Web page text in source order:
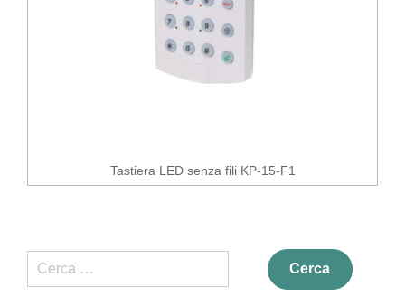
Tastiera LED senza fili KP-15-F1
Ricerca
per: